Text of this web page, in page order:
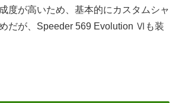
度が高いため、基本的にカスタムシャ
だが、Speeder 569 Evolution Ⅵも装